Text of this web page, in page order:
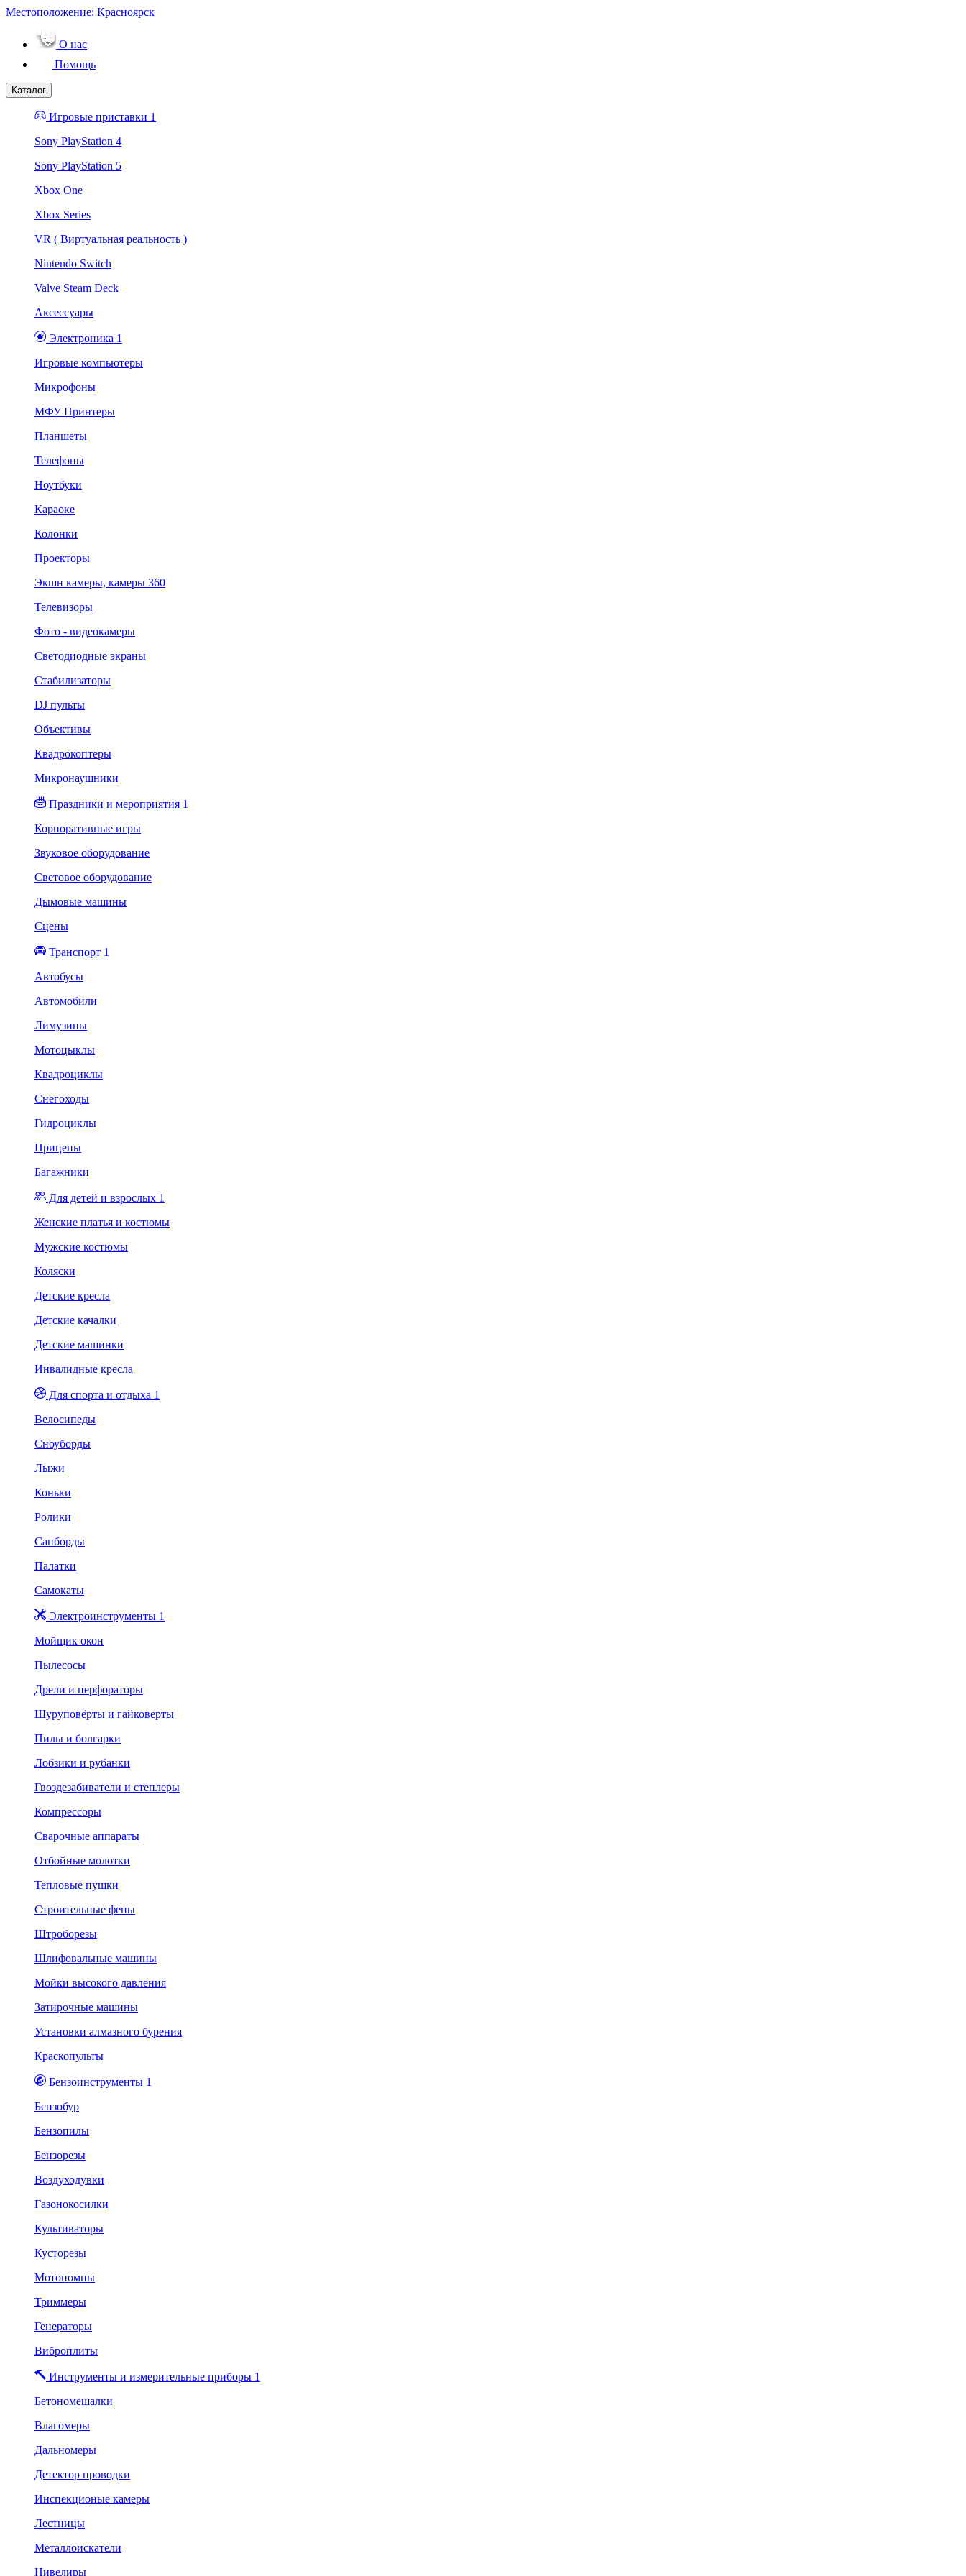
Местоположение: Красноярск
О нас
Помощь
Каталог
Игровые приставки 1
Sony PlayStation 4
Sony PlayStation 5
Xbox One
Xbox Series
VR ( Виртуальная реальность )
Nintendo Switch
Valve Steam Deck
Аксессуары
Электроника 1
Игровые компьютеры
Микрофоны
МФУ Принтеры
Планшеты
Телефоны
Ноутбуки
Караоке
Колонки
Проекторы
Экшн камеры, камеры 360
Телевизоры
Фото - видеокамеры
Светодиодные экраны
Стабилизаторы
DJ пульты
Объективы
Квадрокоптеры
Микронаушники
Праздники и мероприятия 1
Корпоративные игры
Звуковое оборудование
Световое оборудование
Дымовые машины
Сцены
Транспорт 1
Автобусы
Автомобили
Лимузины
Мотоцыклы
Квадроциклы
Снегоходы
Гидроциклы
Прицепы
Багажники
Для детей и взрослых 1
Женские платья и костюмы
Мужские костюмы
Коляски
Детские кресла
Детские качалки
Детские машинки
Инвалидные кресла
Для спорта и отдыха 1
Велосипеды
Сноуборды
Лыжи
Коньки
Ролики
Сапборды
Палатки
Самокаты
Электроинструменты 1
Мойщик окон
Пылесосы
Дрели и перфораторы
Шуруповёрты и гайковерты
Пилы и болгарки
Лобзики и рубанки
Гвоздезабиватели и степлеры
Компрессоры
Сварочные аппараты
Отбойные молотки
Тепловые пушки
Строительные фены
Штроборезы
Шлифовальные машины
Мойки высокого давления
Затирочные машины
Установки алмазного бурения
Краскопульты
Бензоинструменты 1
Бензобур
Бензопилы
Бензорезы
Воздуходувки
Газонокосилки
Культиваторы
Кусторезы
Мотопомпы
Триммеры
Генераторы
Виброплиты
Инструменты и измерительные приборы 1
Бетономешалки
Влагомеры
Дальномеры
Детектор проводки
Инспекционые камеры
Лестницы
Металлоискатели
Нивелиры